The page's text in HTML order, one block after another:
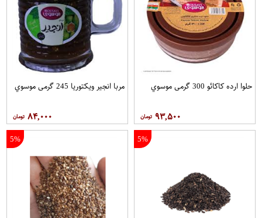
حلوا ارده کاکائو 300 گرمی موسوي
۹۳,۵۰۰
مربا انجیر ویکتوریا 245 گرمی موسوي
۸۴,۰۰۰
5%
5%